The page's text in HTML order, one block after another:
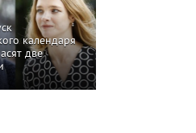
календаря
две